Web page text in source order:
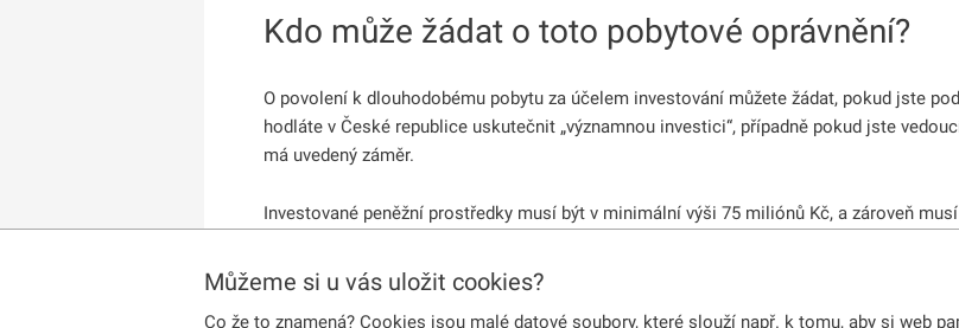
Můžeme si u vás uložit cookies?
Co že to znamená? Cookies jsou malé datové soubory, které slouží např. k tomu, aby si web
Kdo může žádat o toto pobytové oprávnění?
O povolení k dlouhodobému pobytu za účelem investování můžete žádat, pokud jste
hodláte v České republice uskutečnit „významnou investici“, případně pokud jste
má uvedený záměr.
Investované peněžní prostředky musí být v minimální výši 75 miliónů Kč, a zároveň
uvedené peněžní prostředky nahradit jiným majetkem, ať už hmotným, či nehmotným,
předpokladů nebo znalostí.